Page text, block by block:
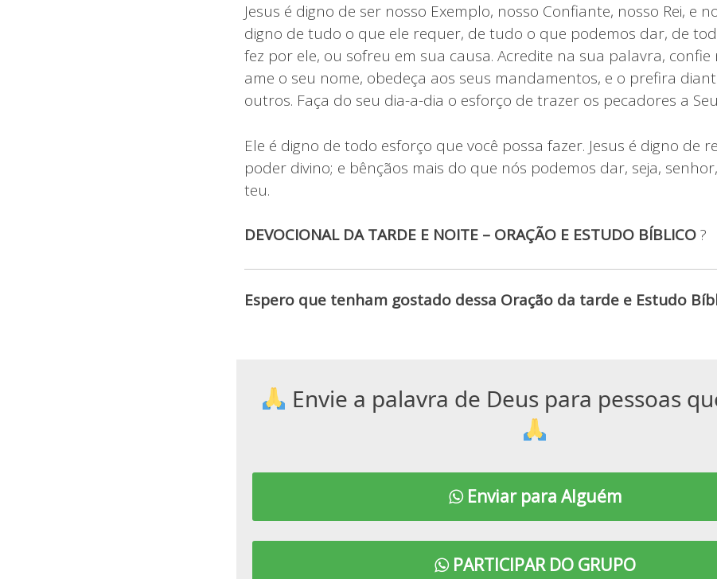
Jesus é digno de ser nosso Exemplo, nosso Confiante, nosso Rei, e
digno de tudo o que ele requer, de tudo o que podemos dar, de
fez por ele, ou sofreu em sua causa. Acredite na sua palavra, confie
ame o seu nome, obedeça aos seus mandamentos, e o prefira
outros. Faça do seu dia-a-dia o esforço de trazer os pecadores a
Ele é digno de todo esforço que você possa fazer. Jesus é digno de
poder divino; e bênçãos mais do que nós podemos dar, seja,
teu.
DEVOCIONAL DA TARDE E NOITE – ORAÇÃO E ESTUDO BÍBLICO?
Espero que tenham gostado dessa Oração da tarde e Estudo
Envie a palavra de Deus para pessoas
Enviar para Alguém
PARTICIPAR DO GRUPO